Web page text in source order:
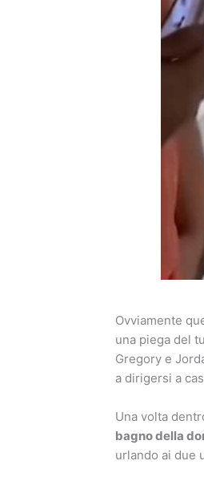
Ovviamente
una piega del
Gregory e
a dirigersi a
Una volta
bagno della
urlando ai due